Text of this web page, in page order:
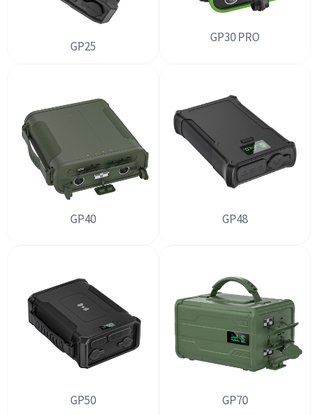
GP25
GP30 PRO
GP40 GP48
GP50 GP70